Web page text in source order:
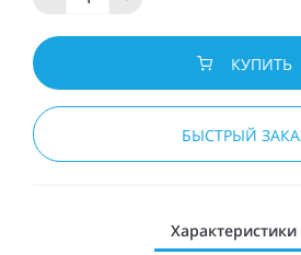
КУПИТЬ
БЫСТРЫЙ
Характеристики